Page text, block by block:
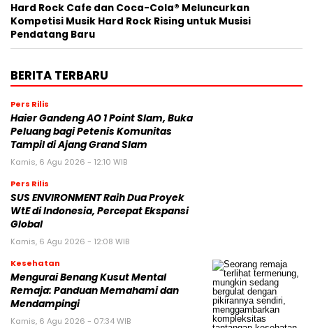
Hard Rock Cafe dan Coca-Cola® Meluncurkan
Kompetisi Musik Hard Rock Rising untuk Musisi
Pendatang Baru
BERITA TERBARU
Pers Rilis
Haier Gandeng AO 1 Point Slam, Buka
Peluang bagi Petenis Komunitas
Tampil di Ajang Grand Slam
Kamis, 6 Agu 2026 - 12:10 WIB
Pers Rilis
SUS ENVIRONMENT Raih Dua Proyek
WtE di Indonesia, Percepat Ekspansi
Global
Kamis, 6 Agu 2026 - 12:08 WIB
Kesehatan
Mengurai Benang Kusut Mental
Remaja: Panduan Memahami dan
Mendampingi
Kamis, 6 Agu 2026 - 07:34 WIB